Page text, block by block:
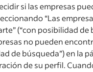
si las empresas
“Las
(“con posibilidad de
no pueden
de búsqueda”) en la
de su perfil.